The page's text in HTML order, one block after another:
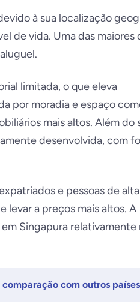
à sua localização
de vida. Uma das maiores
limitada, o que eleva
por moradia e espaço
mais altos. Além do
desenvolvida, com
e pessoas de
levar a preços mais altos. A
Singapura relativamente
com outros países